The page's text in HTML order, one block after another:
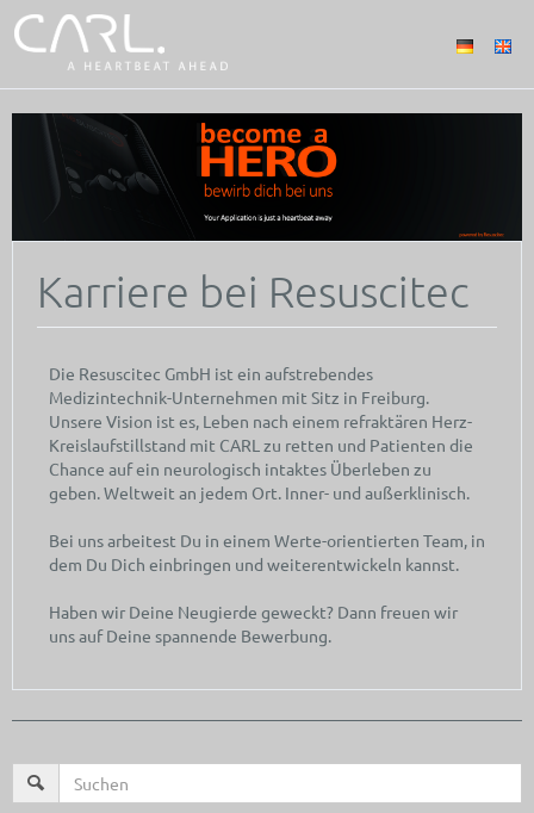
Karriere bei Resuscitec
Die Resuscitec GmbH ist ein aufstrebendes
Medizintechnik-Unternehmen mit Sitz in Freiburg.
Unsere Vision ist es, Leben nach einem refraktären Herz-
Kreislaufstillstand mit CARL zu retten und Patienten die
Chance auf ein neurologisch intaktes Überleben zu
geben. Weltweit an jedem Ort. Inner- und außerklinisch.
Bei uns arbeitest Du in einem Werte-orientierten Team, in
dem Du Dich einbringen und weiterentwickeln kannst.
Haben wir Deine Neugierde geweckt? Dann freuen wir
uns auf Deine spannende Bewerbung.